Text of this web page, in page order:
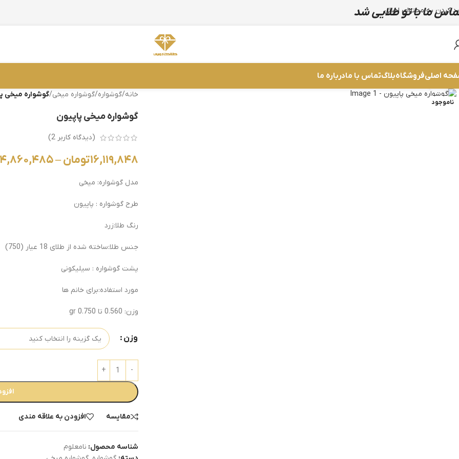
رد کردن به محتوای اصلی
ما با تو طلایی شد
اصلیفروشگاهبلاگتماس با مادرباره ما
ناموجود
بزرگنمایی تصویر
خانه/گوشواره/گوشواره میخی/گوشواره میخی
گوشواره میخی پاپیون
(دیدگاه کاربر 2
)
۱۶,۱۱۹,۸۴۸تومان–
مدل گوشواره: میخی
طرح گوشواره : پاپیون
رنگ طلا:زرد
جنس طلا:ساخته شده از طلای 18 عیار (750)
پشت گوشواره : سیلیکونی
مورد استفاده:برای خانم ها
وزن: 0.560 تا 0.750 gr
وزن
مقایسه افزودن به علاقه مندی
شناسه محصول: نامعلوم